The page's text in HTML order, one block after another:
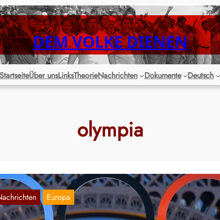
DEM VOLKE DIENEN
StartseiteÜber unsLinksTheorieNachrichten Dokumente Deutsch
olympia
Europa